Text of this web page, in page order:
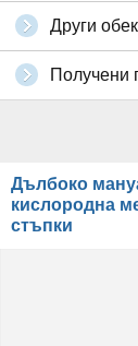
Други
Получени
Дълбоко
кислородна
стъпки